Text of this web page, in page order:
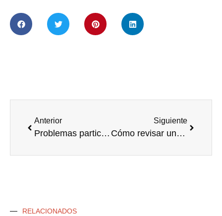
Anterior
Problemas participaciones Lotería de Navidad: guía legal completa. Toca la Lotería ¿por qué no lo pensamos antes?
Siguiente
Cómo revisar un contrato de arrendamiento para evitar cláusulas abusivas
RELACIONADOS